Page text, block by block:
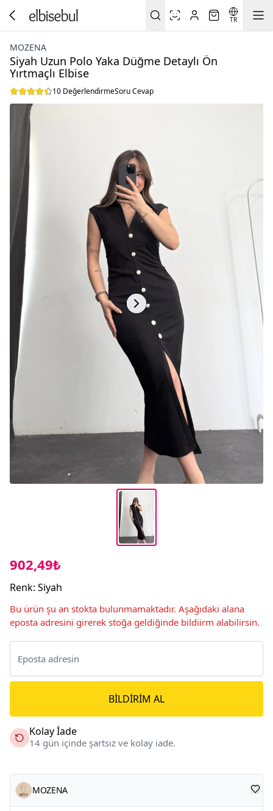
TR
MOZENA
Siyah Uzun Polo Yaka Düğme Detaylı Ön
Yırtmaçlı Elbise
10 DeğerlendirmeSoru Cevap
902,49₺
Renk: Siyah
Bu ürün şu an stokta bulunmamaktadır. Aşağıdaki alana
eposta adresini girerek stoğa geldiğinde bildiirm alabilirsin.
BILDIRIM AL
Kolay İade
14 gün içinde şartsız ve kolay iade.
MOZENA